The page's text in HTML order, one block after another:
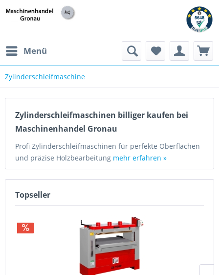
Menü
Zylinderschleifmaschine
Zylinderschleifmaschinen billiger kaufen bei
Maschinenhandel Gronau
Profi Zylinderschleifmaschinen für perfekte Oberflächen
und präzise Holzbearbeitung mehr erfahren »
Topseller